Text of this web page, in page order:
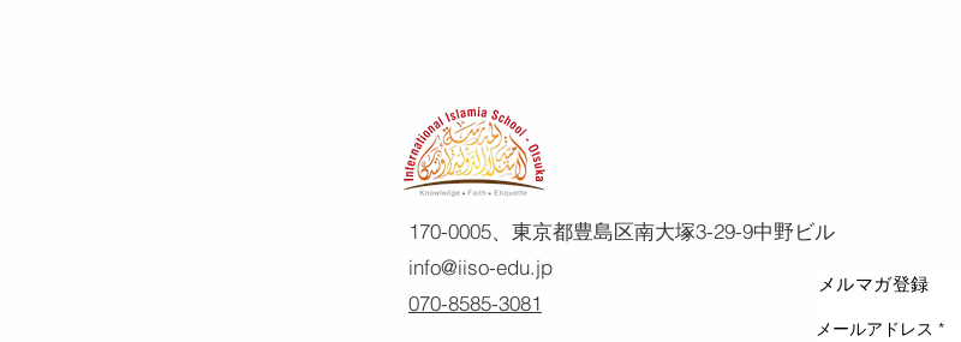
170-0005、東京都豊島区南大塚3-29-9中野ビル
info@iiso-edu.jp
070-8585-3081
メルマガ登録
メールアドレス